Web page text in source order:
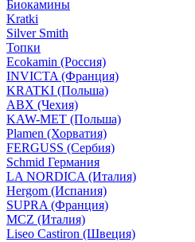
Биокамины
Kratki
Silver Smith
Топки
Ecokamin (Россия)
INVICTA (Франция)
KRATKI (Польша)
ABX (Чехия)
KAW-MET (Польша)
Plamen (Хорватия)
FERGUSS (Сербия)
Schmid Германия
LA NORDICA (Италия)
Hergom (Испания)
SUPRA (Франция)
MCZ (Италия)
Liseo Castiron (Швеция)